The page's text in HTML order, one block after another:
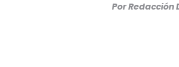
PorRedacción